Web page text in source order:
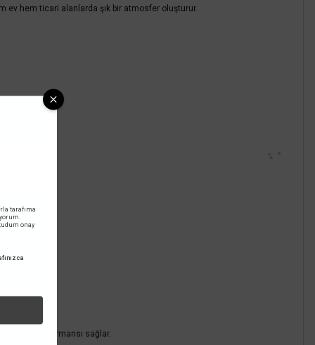
ev hem ticari alanlarda şık bir atmosfer oluşturur.
ışık performansı sağlar.
tarafıma
onay